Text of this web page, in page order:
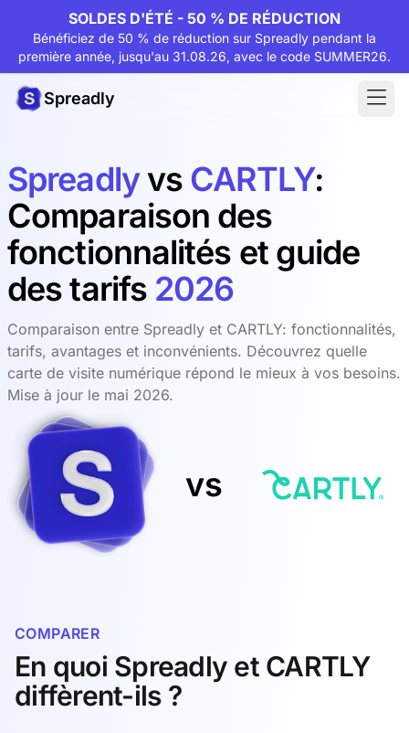
SOLDES D'ÉTÉ - 50 % DE RÉDUCTION
Bénéficiez de 50 % de réduction sur Spreadly pendant la
première année, jusqu'au 31.08.26, avec le code SUMMER26.
Spreadly
vs
Spreadlyvs CARTLY:
Comparaison des
fonctionnalités et guide
des tarifs 2026
Comparaison entre Spreadly et CARTLY: fonctionnalités,
tarifs, avantages et inconvénients. Découvrez quelle
carte de visite numérique répond le mieux à vos besoins.
Mise à jour le mai 2026.
COMPARER
En quoi Spreadly et CARTLY
diffèrent-ils ?